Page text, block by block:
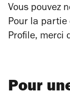
Vous pouvez
Pour la partie
Profile, merci
Pour